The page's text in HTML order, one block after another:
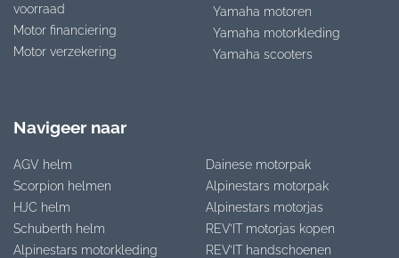
voorraad
Motor financiering
Motor verzekering
Yamaha motoren
Yamaha motorkleding
Yamaha scooters
Navigeer naar
AGV helm
Scorpion helmen
HJC helm
Schuberth helm
Alpinestars motorkleding
Dainese motorpak
Alpinestars motorpak
Alpinestars motorjas
REV’IT motorjas kopen
REV’IT handschoenen